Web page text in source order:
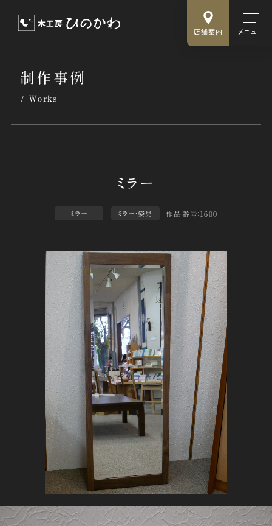
店舗案内 メニュー
制作事例
Works
ミラー ミラー・姿見 作品番号：1600